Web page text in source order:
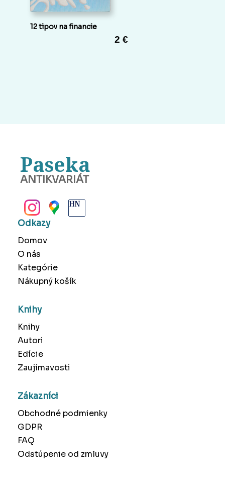
12 tipov na financie
2 €
Paseka
ANTIKVARIÁT
Odkazy
Domov
O nás
Kategórie
Nákupný košík
Knihy
Knihy
Autori
Edície
Zaujímavosti
Zákazníci
Obchodné podmienky
GDPR
FAQ
Odstúpenie od zmluvy